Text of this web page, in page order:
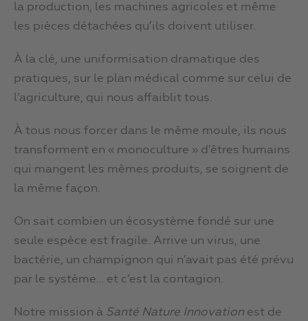
la production, les machines agricoles et même
les pièces détachées qu’ils doivent utiliser.
À la clé, une uniformisation dramatique des
pratiques, sur le plan médical comme sur celui de
l’agriculture, qui nous affaiblit tous.
À tous nous forcer dans le même moule, ils nous
transforment en « monoculture » d’êtres humains
qui mangent les mêmes produits, se soignent de
la même façon.
On sait combien un écosystème fondé sur une
seule espèce est fragile. Arrive un virus, une
bactérie, un champignon qui n’avait pas été prévu
par le système… et c’est la contagion.
Notre mission à Santé Nature Innovation est de